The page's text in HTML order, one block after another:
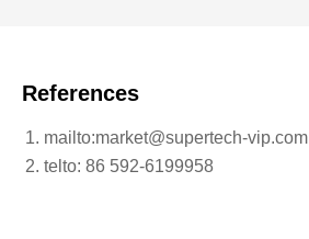
References
mailto:market@supertech-vip.com
telto: 86 592-6199958